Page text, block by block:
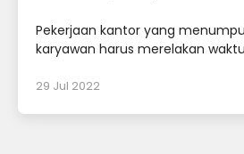
Pekerjaan kantor yang
karyawan harus merelakan
29 Jul 2022